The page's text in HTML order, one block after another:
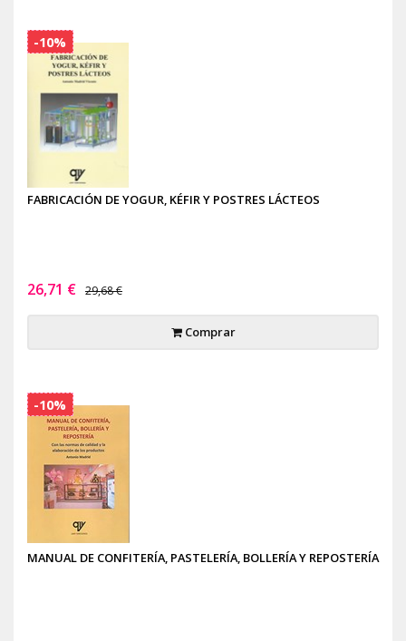
FABRICACIÓN DE YOGUR, KÉFIR Y POSTRES LÁCTEOS
26,71 € 29,68 €
Comprar
-10%
MANUAL DE CONFITERÍA, PASTELERÍA, BOLLERÍA Y REPOSTERÍA
-10%